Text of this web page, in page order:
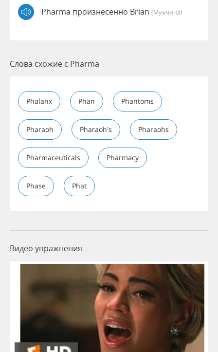
Pharma произнесенно Brian (мужчина)
Слова схожие с Pharma
Phalanx Phan Phantoms
Pharaoh Pharaoh's Pharaohs
Pharmaceuticals Pharmacy
Phase Phat
Видео упражнения